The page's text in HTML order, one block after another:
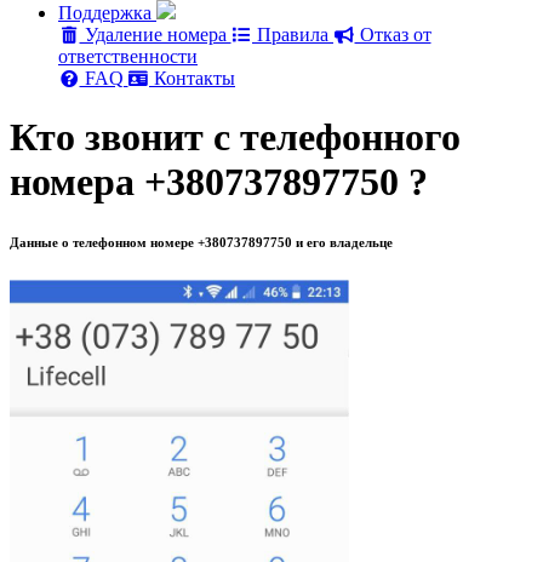
Поддержка
Удаление номера
Правила
Отказ от
ответственности
FAQ
Контакты
Кто звонит с телефонного
номера +380737897750 ?
Данные о телефонном номере +380737897750 и его владельце